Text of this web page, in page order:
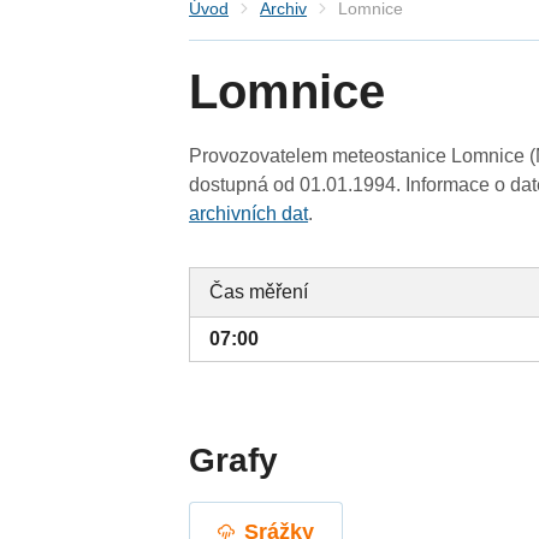
Úvod Archiv Lomnice
Lomnice
Provozovatelem meteostanice Lomnice
dostupná od 01.01.1994. Informace o
archivních dat.
Čas měření
07:00
Grafy
Srážky